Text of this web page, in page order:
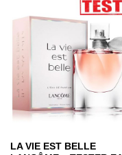
LA VIE EST BELLE